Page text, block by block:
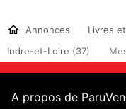
Annonces Livres
Indre-et-Loire (37)
A propos de